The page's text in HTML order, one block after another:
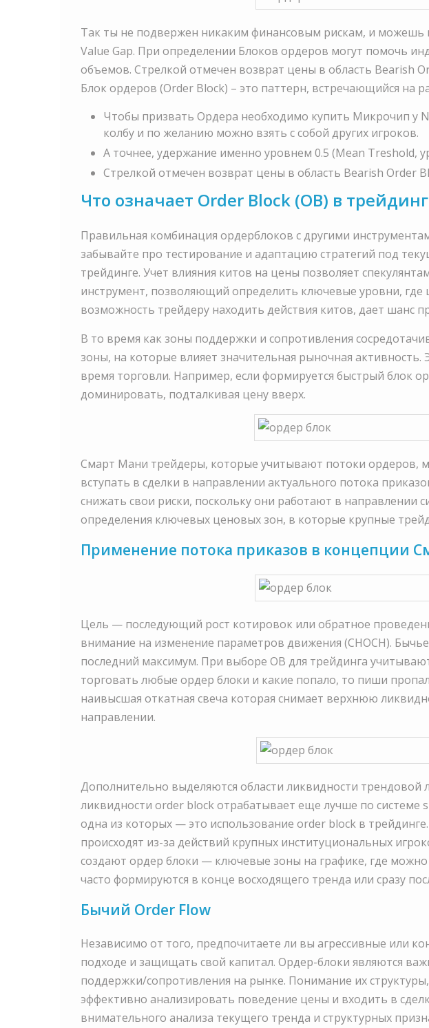
Так ты не подвержен никаким финансовым рискам, и можешь
Value Gap. При определении Блоков ордеров могут помочь
объемов. Стрелкой отмечен возврат цены в область Bearish
Блок ордеров (Order Block) – это паттерн, встречающийся на
Чтобы призвать Ордера необходимо купить Микрочип у
колбу и по желанию можно взять с собой других игроков.
А точнее, удержание именно уровнем 0.5 (Mean Treshold,
Стрелкой отмечен возврат цены в область Bearish Order
Что означает Order Block (OB) в
Правильная комбинация ордерблоков с другими
забывайте про тестирование и адаптацию стратегий под
трейдинге. Учет влияния китов на цены позволяет
инструмент, позволяющий определить ключевые уровни, где
возможность трейдеру находить действия китов, дает шанс
В то время как зоны поддержки и сопротивления
зоны, на которые влияет значительная рыночная
время торговли. Например, если формируется быстрый блок
доминировать, подталкивая цену вверх.
Смарт Мани трейдеры, которые учитывают потоки ордеров,
вступать в сделки в направлении актуального потока
снижать свои риски, поскольку они работают в
определения ключевых ценовых зон, в которые крупные
Применение потока приказов в концепции
Цель — последующий рост котировок или обратное
внимание на изменение параметров движения (CHOCH).
последний максимум. При выборе OB для трейдинга
торговать любые ордер блоки и какие попало, то пиши
наивысшая откатная свеча которая снимает верхнюю
направлении.
Дополнительно выделяются области ликвидности трендовой
ликвидности order block отрабатывает еще лучше по системе
одна из которых — это использование order block в
происходят из-за действий крупных институциональных
создают ордер блоки — ключевые зоны на графике, где
часто формируются в конце восходящего тренда или сразу
Бычий Order Flow
Независимо от того, предпочитаете ли вы агрессивные или
подходе и защищать свой капитал. Ордер-блоки являются
поддержки/сопротивления на рынке. Понимание их
эффективно анализировать поведение цены и входить в
внимательного анализа текущего тренда и структурных